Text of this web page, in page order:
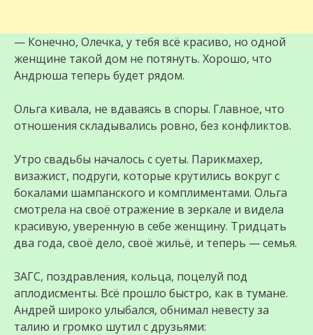
— Конечно, Олечка, у тебя всё красиво, но одной
женщине такой дом не потянуть. Хорошо, что
Андрюша теперь будет рядом.
Ольга кивала, не вдаваясь в споры. Главное, что
отношения складывались ровно, без конфликтов.
Утро свадьбы началось с суеты. Парикмахер,
визажист, подруги, которые крутились вокруг с
бокалами шампанского и комплиментами. Ольга
смотрела на своё отражение в зеркале и видела
красивую, уверенную в себе женщину. Тридцать
два года, своё дело, своё жильё, и теперь — семья.
ЗАГС, поздравления, кольца, поцелуй под
аплодисменты. Всё прошло быстро, как в тумане.
Андрей широко улыбался, обнимал невесту за
талию и громко шутил с друзьями: